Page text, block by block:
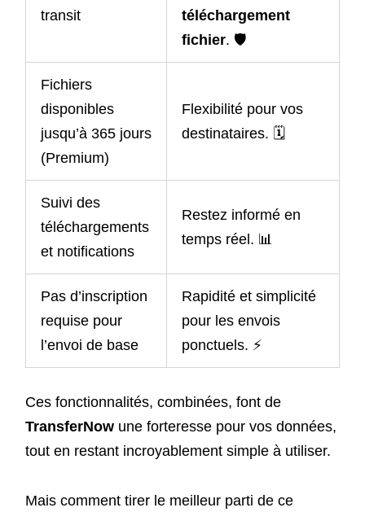
transit
téléchargement
fichier. 🛡️
Fichiers
disponibles
jusqu’à 365 jours
(Premium)
Flexibilité pour vos
destinataires. 🗓️
Suivi des
téléchargements
et notifications
Restez informé en
temps réel. 📊
Pas d’inscription
requise pour
l’envoi de base
Rapidité et simplicité
pour les envois
ponctuels. ⚡
Ces fonctionnalités, combinées, font de
TransferNowune forteresse pour vos données,
tout en restant incroyablement simple à utiliser.
Mais comment tirer le meilleur parti de ce